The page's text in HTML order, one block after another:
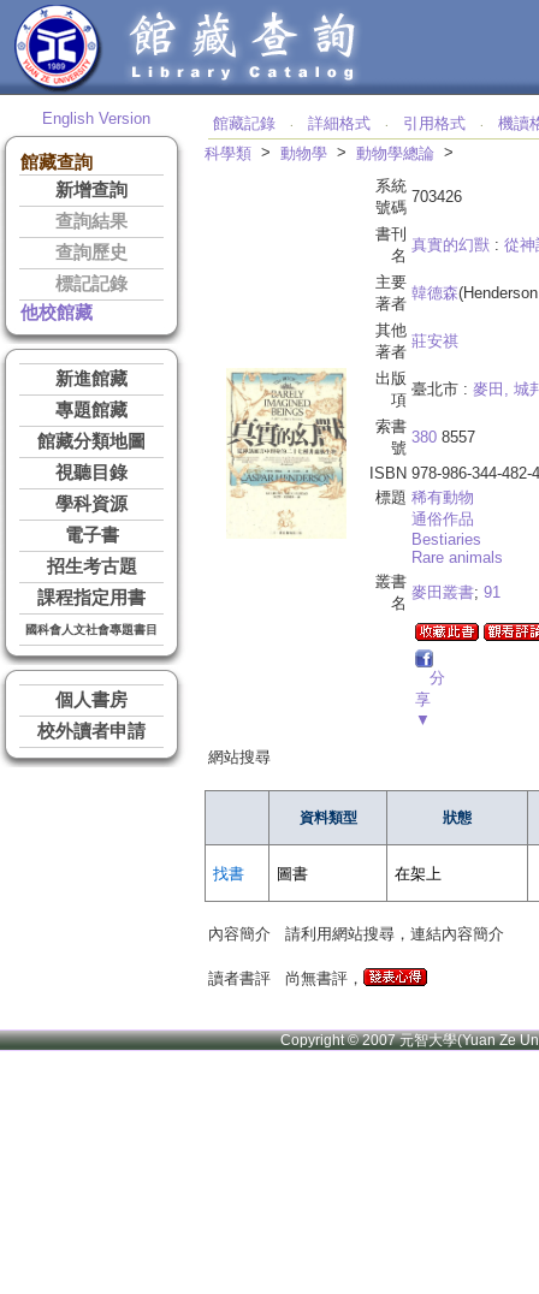
English Version
館藏查詢
新增查詢
查詢結果
查詢歷史
標記記錄
他校館藏
新進館藏
專題館藏
館藏分類地圖
視聽目錄
學科資源
電子書
招生考古題
課程指定用書
國科會人文社會專題書目
個人書房
校外讀者申請
館藏記錄 ‧ 詳細格式 ‧ 引用格式 ‧
機讀
科學類 > 動物學 > 動物學總論 >
系統
號碼
703426
書刊
名
真實的幻獸 : 從神
主要
著者
韓德森
其他
著者
莊安祺
出版
項
臺北市 : 麥田, 城
索書
號
380 8557
ISBN 978-986-344-482-4
標題 稀有動物
通俗作品
Bestiaries
Rare animals
叢書
名
麥田叢書; 91
分
享
▼
網站搜尋
資料類型 狀態
找書 圖書 在架上
內容簡介 請利用網站搜尋，連結內容簡介
讀者書評 尚無書評，
Copyright © 2007 元智大學(Yuan Ze